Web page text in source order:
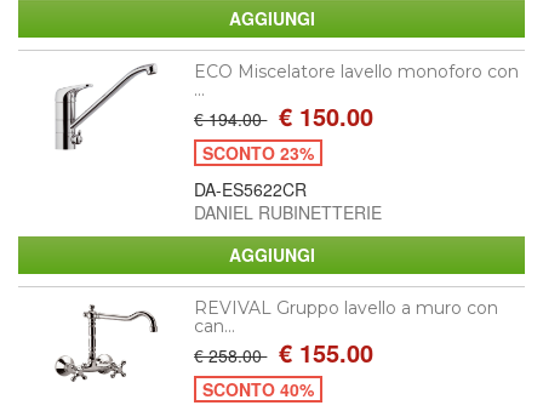
ECO Miscelatore lavello monoforo con
...
€ 194.00 € 150.00
SCONTO 23%
DA-ES5622CR
DANIEL RUBINETTERIE
REVIVAL Gruppo lavello a muro con
can...
€ 258.00 € 155.00
SCONTO 40%